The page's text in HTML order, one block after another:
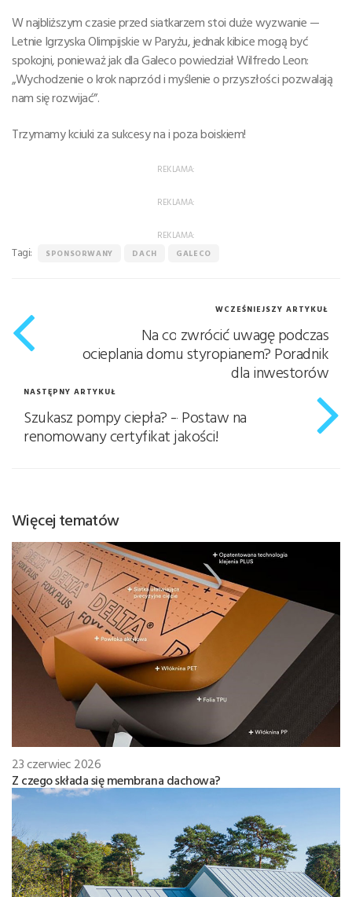
W najbliższym czasie przed siatkarzem stoi duże wyzwanie —
Letnie Igrzyska Olimpijskie w Paryżu, jednak kibice mogą być
spokojni, ponieważ jak dla Galeco powiedział Wilfredo Leon:
„Wychodzenie o krok naprzód i myślenie o przyszłości pozwalają
nam się rozwijać”.
Trzymamy kciuki za sukcesy na i poza boiskiem!
REKLAMA:
REKLAMA:
REKLAMA:
Tagi: SPONSORWANY DACH GALECO
WCZEŚNIEJSZY ARTYKUŁ
Na co zwrócić uwagę podczas
ocieplania domu styropianem? Poradnik
dla inwestorów
NASTĘPNY ARTYKUŁ
Szukasz pompy ciepła? – Postaw na
renomowany certyfikat jakości!
Więcej tematów
23 czerwiec 2026
Z czego składa się membrana dachowa?